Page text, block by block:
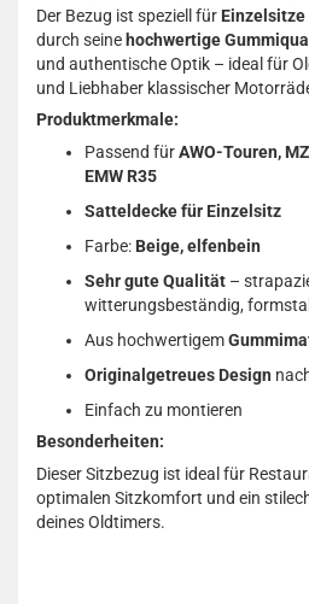
Der Bezug ist speziell für Einzelsitze
durch seine hochwertige
und authentische Optik – ideal für
und Liebhaber klassischer
Produktmerkmale:
Passend fürAWO-Touren,
EMW R35
Satteldecke für Einzelsitz
Farbe: Beige, elfenbein
Sehr gute Qualität –
witterungsbeständig,
Aus hochwertigem
Originalgetreues Design
Einfach zu montieren
Besonderheiten:
Dieser Sitzbezug ist ideal für
optimalen Sitzkomfort und ein
deines Oldtimers.